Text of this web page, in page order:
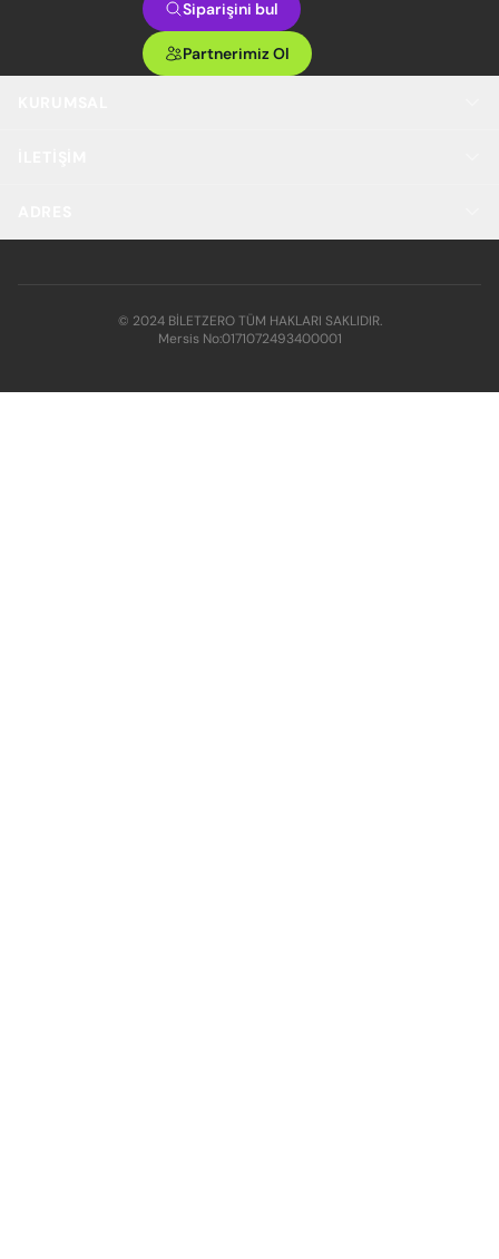
Siparişini bul
Partnerimiz Ol
© 2024 BİLETZERO TÜM HAKLARI SAKLIDIR.
Mersis No:0171072493400001